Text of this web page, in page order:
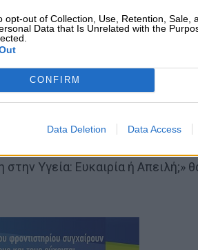
opt-out of Collection, Use, Retention, Sale,
Data that Is Unrelated with the
CONFIRM
Data Deletion Data Access
Υγεία: Ευκαιρία ή Απειλή;»